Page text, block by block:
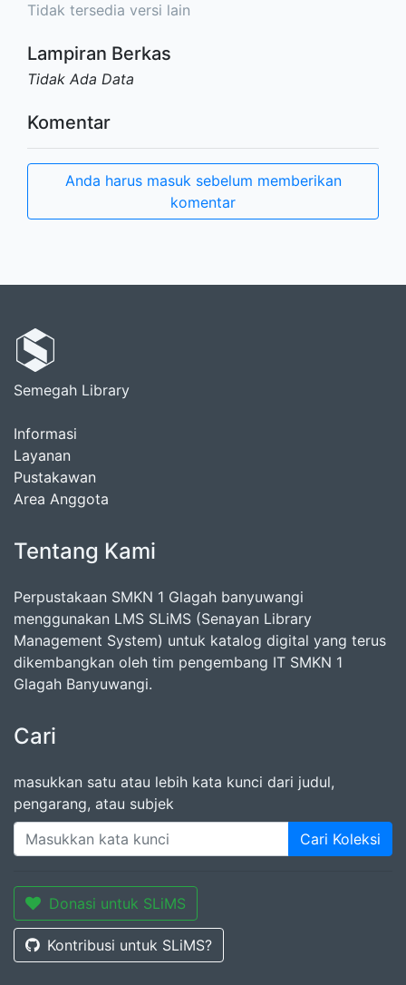
Tidak tersedia versi lain
Lampiran Berkas
Tidak Ada Data
Komentar
Anda harus masuk sebelum memberikan
komentar
Semegah Library
Informasi
Layanan
Pustakawan
Area Anggota
Tentang Kami
Perpustakaan SMKN 1 Glagah banyuwangi
menggunakan LMS SLiMS (Senayan Library
Management System) untuk katalog digital yang terus
dikembangkan oleh tim pengembang IT SMKN 1
Glagah Banyuwangi.
Cari
masukkan satu atau lebih kata kunci dari judul,
pengarang, atau subjek
Cari Koleksi
Donasi untuk SLiMS
Kontribusi untuk SLiMS?